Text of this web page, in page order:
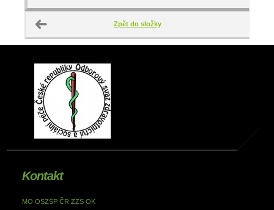
Zpět do složky
Kontakt
MO OSZSP ČR ZZS OK